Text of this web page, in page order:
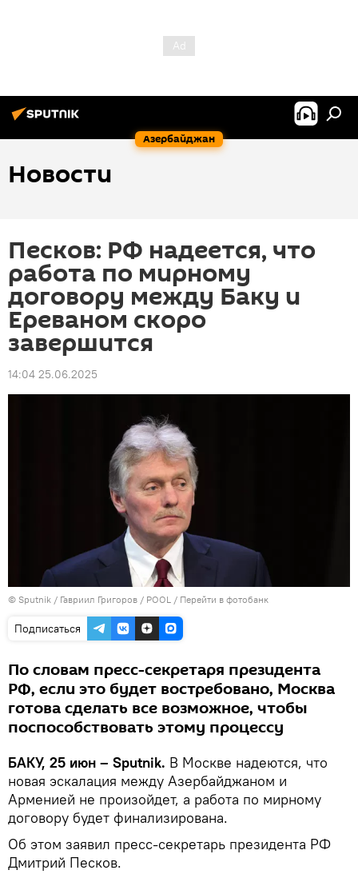
Азербайджан
Новости
Песков: РФ надеется, что
работа по мирному
договору между Баку и
Ереваном скоро
завершится
14:04 25.06.2025
© Sputnik / Гавриил Григоров / POOL / Перейти в фотобанк
Подписаться
По словам пресс-секретаря президента
РФ, если это будет востребовано, Москва
готова сделать все возможное, чтобы
поспособствовать этому процессу
БАКУ, 25 июн – Sputnik. В Москве надеются, что
новая эскалация между Азербайджаном и
Арменией не произойдет, а работа по мирному
договору будет финализирована.
Об этом заявил пресс-секретарь президента РФ
Дмитрий Песков.